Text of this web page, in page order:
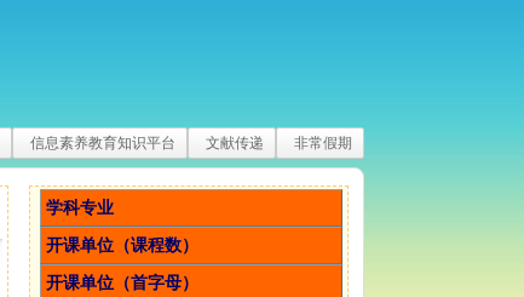
信息素养教育知识平台 文献传递 非常假期
学科专业
开课单位（课程数）
开课单位（首字母）